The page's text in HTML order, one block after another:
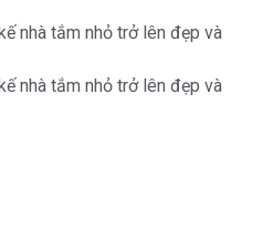
nhà tắm nhỏ trở lên đẹp và
nhà tắm nhỏ trở lên đẹp và